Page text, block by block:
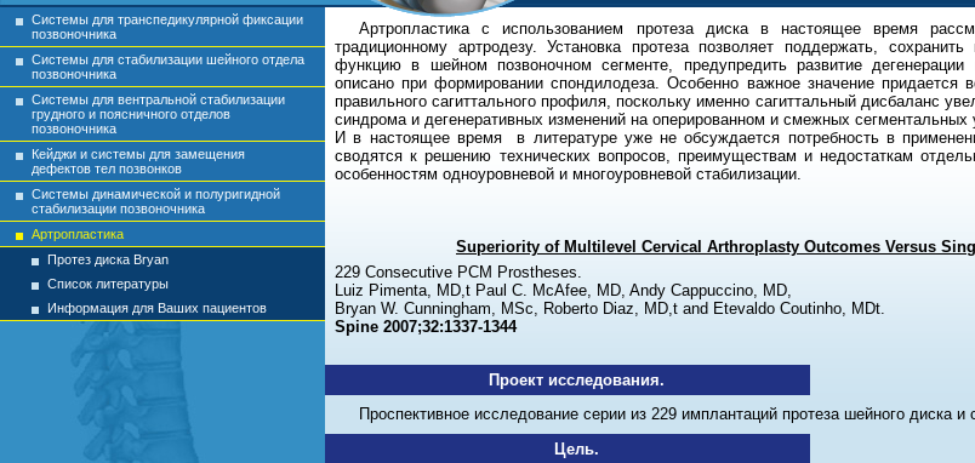
Системы для транспедикулярной фиксации
позвоночника
Системы для стабилизации шейного отдела
позвоночника
Системы для вентральной стабилизации
грудного и поясничного отделов
позвоночника
Кейджи и системы для замещения
дефектов тел позвонков
Системы динамической и полуригидной
стабилизации позвоночника
Артропластика
Протез диска Bryan
Список литературы
Информация для Ваших пациентов
Артропластика с использованием протеза диска в настоящее время
традиционному артродезу. Установка протеза позволяет поддержать,
функцию в шейном позвоночном сегменте, предупредить развитие
описано при формировании спондилодеза. Особенно важное значение придается
правильного сагиттального профиля, поскольку именно сагиттальный дисбаланс
синдрома и дегенеративных изменений на оперированном и смежных сегментальных
И в настоящее время в литературе уже не обсуждается потребность в
сводятся к решению технических вопросов, преимуществам и недостаткам
особенностям одноуровневой и многоуровневой стабилизации.
Superiority of Multilevel Cervical Arthroplasty Outcomes Versus
229 Consecutive PCM Prostheses.
Luiz Pimenta, MD,t Paul C. McAfee, MD, Andy Cappuccino, MD,
Bryan W. Cunningham, MSc, Roberto Diaz, MD,t and Etevaldo Coutinho, MDt.
Spine 2007;32:1337-1344
Проект исследования.
Проспективное исследование серии из 229 имплантаций протеза шейного диска
Цель.